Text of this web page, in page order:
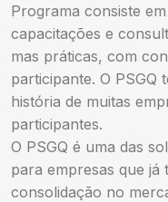
Programa consiste
capacitações e
mas práticas, com
participante. O PSGQ
história de muitas
participantes.
O PSGQ é uma das
para empresas que já
consolidação no